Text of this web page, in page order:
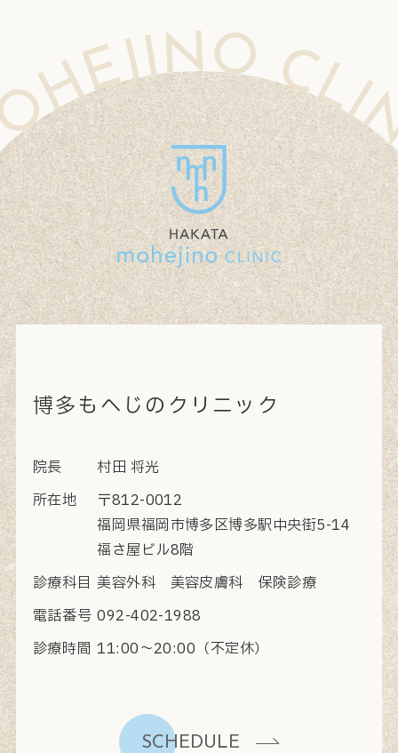
MOHEJINO CLINIC MOHEJINO CLINIC MOHEJINO CLINIC MOHEJINO CLINIC MOHEJINO CLINIC MOHEJINO CLINIC MOHEJINO CLINIC MOHEJINO CLINIC MOHEJINO CLINIC MOHEJINO CLINIC MOHEJINO CLINIC MOHEJINO
博多もへじのクリニック
院長
村田 将光
所在地
〒812-0012
福岡県福岡市博多区博多駅中央街5-14
福さ屋ビル8階
診療科目 美容外科 美容皮膚科 保険診療
電話番号 092-402-1988
診療時間 11:00〜20:00（不定休）
SCHEDULE